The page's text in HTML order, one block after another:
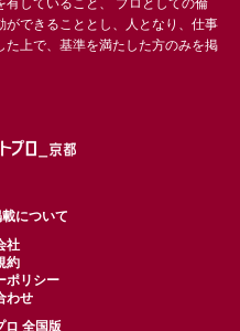
できることとし、人となり、仕事
上で、基準を満たした方のみを掲
について
社
約
ポリシー
わせ
ロ 全国版